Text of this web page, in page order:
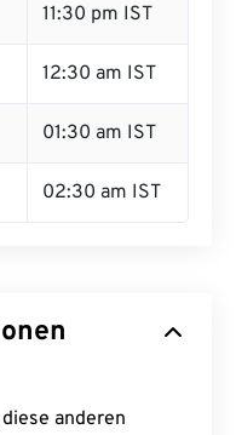
11:30 pm IST
12:30 am IST
01:30 am IST
02:30 am IST
anderen